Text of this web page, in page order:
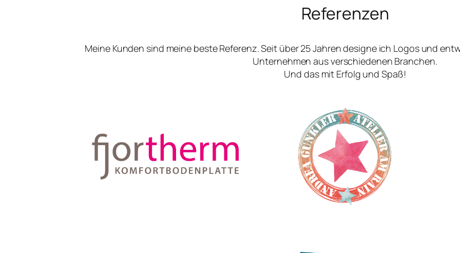
Referenzen
Meine Kunden sind meine beste Referenz. Seit über 25 Jahren designe ich Logos und
Unternehmen aus verschiedenen Branchen.
Und das mit Erfolg und Spaß!